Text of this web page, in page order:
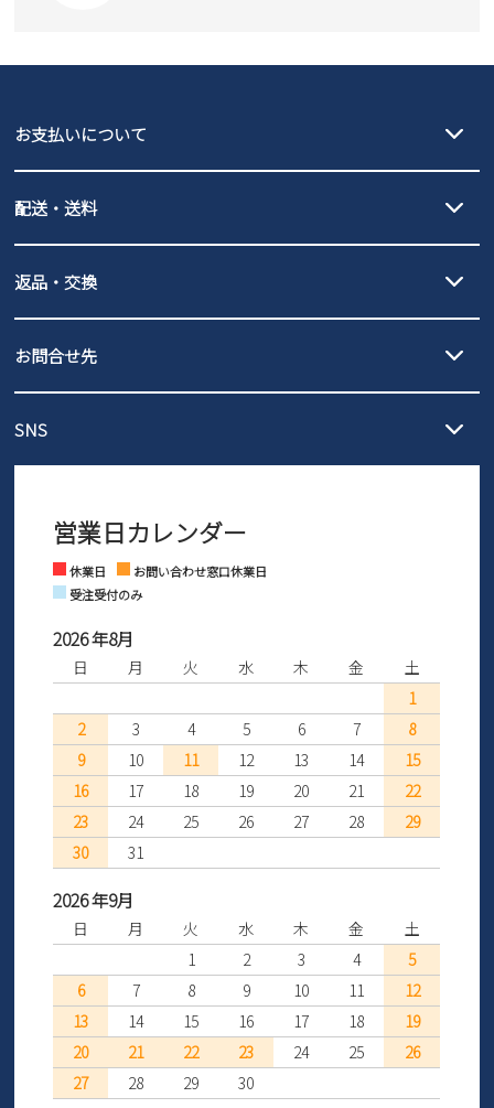
GAP
瞬足
お支払いについて
PayPay（オンライン決済）、代金引換のご利用が可能です。
配送・送料
北海道・本州・四国・九州…550円
3,980円（税込）以上お買い上げで送料無料
発送日・送料詳細については
ご利用ください。
全国一律…220円（税込）
発送日・送料詳細についてはご利用ガイドを
ご利用ください。
返品・交換
の片道無料サービスを実施中！
ントとしても安心してご利用いただけるよう、サイズ交換の受付期
さい。
お問合せ先
営業時間：11時～17時
※土日祝はお問い合わせ窓口休業日となります。
SNS
Facebook Instagram
営業日カレンダー
休業日
お問い合わせ窓口休業日
受注受付のみ
2026 年8月
日 月 火 水 木 金
土
1
2
3 4 5 6 7
8
9
10 11 12 13 14
15
16
17 18 19 20 21
22
23
24 25 26 27 28
29
30
31
2026 年9月
日 月 火 水 木 金
土
1
2 3 4
5
6
7 8 9 10 11
12
13
14 15 16 17 18
19
20
21 22 23 24 25
26
27
28 29 30